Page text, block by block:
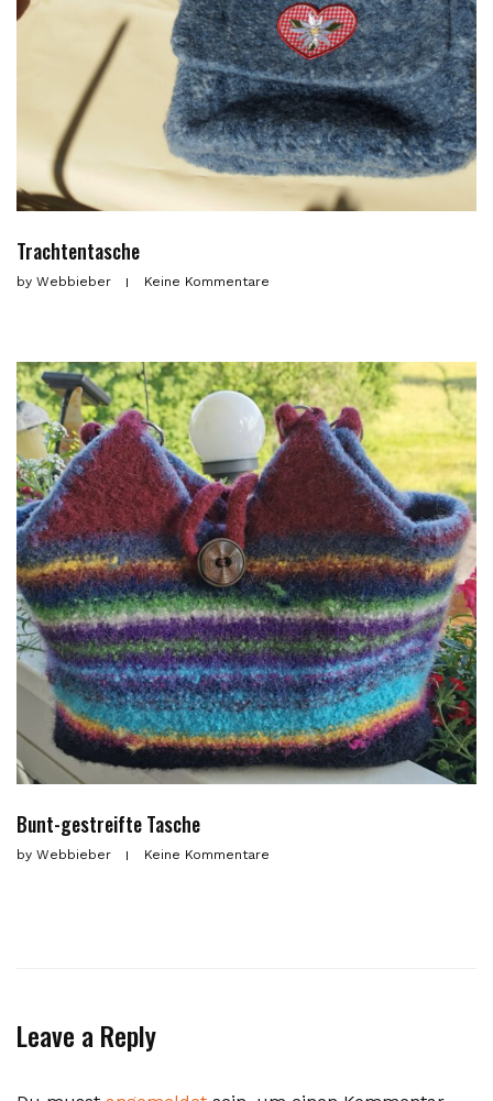
Trachtentasche
by Webbieber Keine Kommentare
Bunt-gestreifte Tasche
by Webbieber Keine Kommentare
Leave a Reply